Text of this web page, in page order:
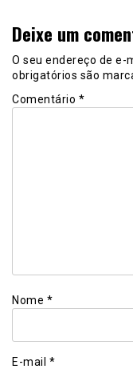
Deixe um
O seu endereço de e-
obrigatórios são
Comentário *
Nome *
E-mail *